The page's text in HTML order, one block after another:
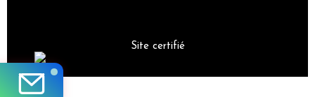
Site certifié